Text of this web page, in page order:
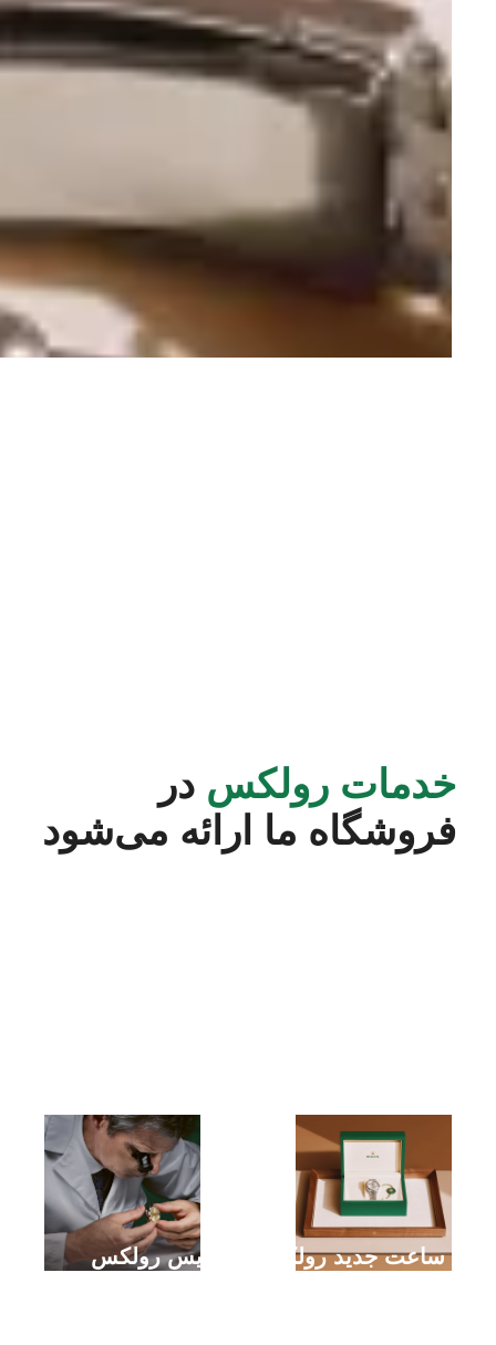
خدمات رولکس در
فروشگاه ما ارائه می‌شود
خرید ساعت جدید رولکس سرویس رولکس